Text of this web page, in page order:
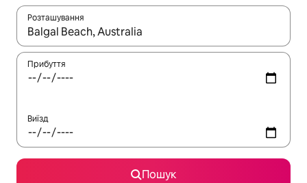
Розташування
Отримавши результати пошуку, використовуйте для
Прибуття
Виїзд
Пошук